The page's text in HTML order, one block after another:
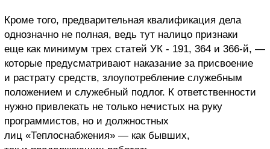
Кроме того, предварительная квалификация дела
однозначно не полная, ведь тут налицо признаки
еще как минимум трех статей УК - 191, 364 и 366-й, —
которые предусматривают наказание за присвоение
и растрату средств, злоупотребление служебным
положением и служебный подлог. К ответственности
нужно привлекать не только нечистых на руку
программистов, но и должностных
лиц «Теплоснабжения» — как бывших,